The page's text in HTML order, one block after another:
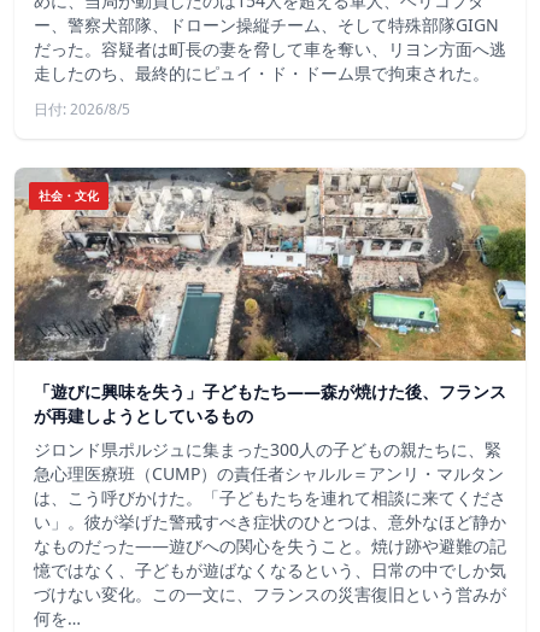
ー、警察犬部隊、ドローン操縦チーム、そして特殊部隊GIGN
だった。容疑者は町長の妻を脅して車を奪い、リヨン方面へ逃
走したのち、最終的にピュイ・ド・ドーム県で拘束された。
日付: 2026/8/5
社会・文化
「遊びに興味を失う」子どもたち——森が焼けた後、フランス
が再建しようとしているもの
ジロンド県ポルジュに集まった300人の子どもの親たちに、緊
急心理医療班（CUMP）の責任者シャルル＝アンリ・マルタン
は、こう呼びかけた。「子どもたちを連れて相談に来てくださ
い」。彼が挙げた警戒すべき症状のひとつは、意外なほど静か
なものだった――遊びへの関心を失うこと。焼け跡や避難の記
憶ではなく、子どもが遊ばなくなるという、日常の中でしか気
づけない変化。この一文に、フランスの災害復旧という営みが
何を…